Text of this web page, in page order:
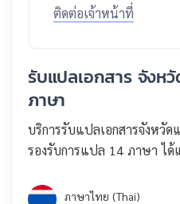
ติดต่อเจ้าหน้าที่
รับแปลเอกสาร จังห
ภาษา
บริการรับแปลเอกสารจังหวั
รองรับการแปล 14 ภาษา ได้
ภาษาไทย (Thai)